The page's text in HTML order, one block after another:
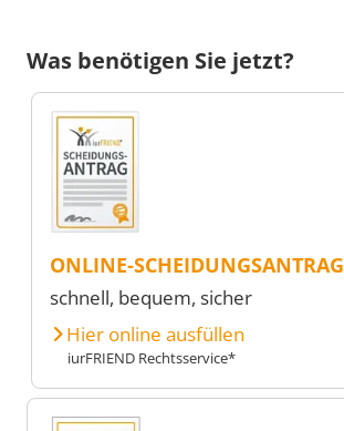
Was benötigen Sie jetzt?
ONLINE-SCHEIDUNGSANTRAG
schnell, bequem, sicher
Hier online ausfüllen
iurFRIEND Rechtsservice*